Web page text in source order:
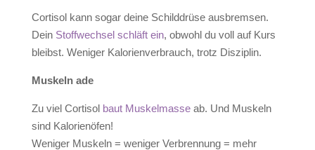
Cortisol kann sogar deine Schilddrüse ausbremsen.
Dein Stoffwechsel schläft ein, obwohl du voll auf Kurs
bleibst. Weniger Kalorienverbrauch, trotz Disziplin.
Muskeln ade
Zu viel Cortisol baut Muskelmasseab. Und Muskeln
sind Kalorienöfen!
Weniger Muskeln = weniger Verbrennung = mehr